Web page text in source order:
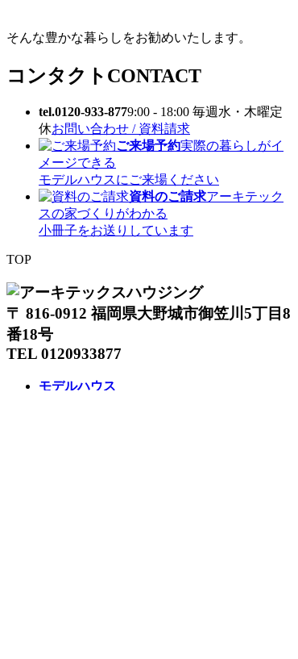
そんな豊かな暮らしをお勧めいたします。
コンタクト CONTACT
tel.0120-933-8779:00 - 18:00 毎週水・木曜定
休お問い合わせ / 資料請求
ご来場予約実際の暮らしがイ
メージできる
モデルハウスにご来場ください
資料のご請求アーキテック
スの家づくりがわかる
小冊子をお送りしています
TOP
〒 816-0912 福岡県大野城市御笠川5丁目8
番18号
TEL 0120933877
モデルハウス